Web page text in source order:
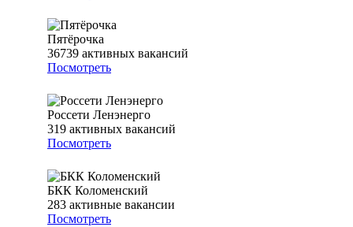
Пятёрочка
36739 активных вакансий
Посмотреть
Россети Ленэнерго
319 активных вакансий
Посмотреть
БКК Коломенский
283 активные вакансии
Посмотреть